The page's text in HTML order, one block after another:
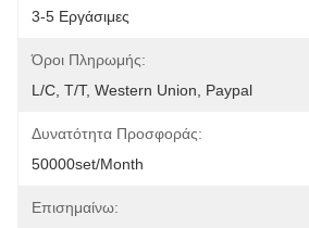
3-5 Εργάσιμες
Όροι Πληρωμής:
L/C, T/T, Western Union, Paypal
Δυνατότητα Προσφοράς:
50000set/Month
Επισημαίνω: